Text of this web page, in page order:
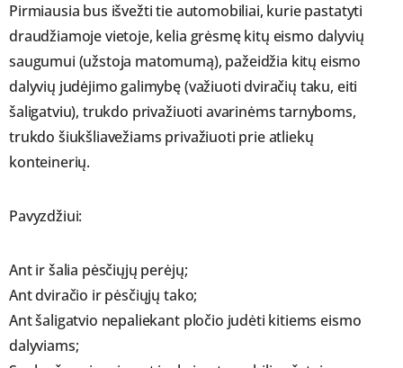
Pirmiausia bus išvežti tie automobiliai, kurie pastatyti
draudžiamoje vietoje, kelia grėsmę kitų eismo dalyvių
saugumui (užstoja matomumą), pažeidžia kitų eismo
dalyvių judėjimo galimybę (važiuoti dviračių taku, eiti
šaligatviu), trukdo privažiuoti avarinėms tarnyboms,
trukdo šiukšliavežiams privažiuoti prie atliekų
konteinerių.
Pavyzdžiui:
Ant ir šalia pėsčiųjų perėjų;
Ant dviračio ir pėsčiųjų tako;
Ant šaligatvio nepaliekant pločio judėti kitiems eismo
dalyviams;